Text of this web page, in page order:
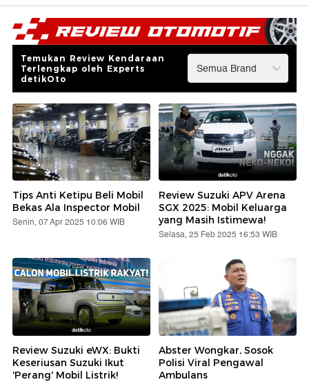
Temukan Review Kendaraan
Terlengkap oleh Experts
detikOto
Tips Anti Ketipu Beli Mobil
Bekas Ala Inspector Mobil
Senin, 07 Apr 2025 10:06 WIB
Review Suzuki APV Arena
SGX 2025: Mobil Keluarga
yang Masih Istimewa!
Selasa, 25 Feb 2025 16:53 WIB
Review Suzuki eWX: Bukti
Keseriusan Suzuki Ikut
'Perang' Mobil Listrik!
Abster Wongkar, Sosok
Polisi Viral Pengawal
Ambulans